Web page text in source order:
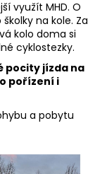
využít MHD. O
na kole. Za
kolo doma si
cyklostezky.
pocity jízda na
pořízení i
a pobytu